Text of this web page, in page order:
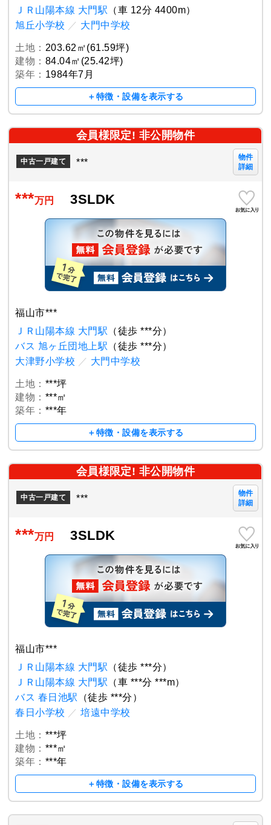
ＪＲ山陽本線 大門駅 （車 12分 4400m）
旭丘小学校 ／ 大門中学校
土地： 203.62㎡(61.59坪)
建物： 84.04㎡(25.42坪)
築年： 1984年7月
＋特徴・設備を表示する
会員様限定! 非公開物件
中古一戸建て ***
物件
詳細
***万円 3SLDK
福山市***
ＪＲ山陽本線 大門駅 （徒歩 ***分）
バス 旭ヶ丘団地上駅 （徒歩 ***分）
大津野小学校 ／ 大門中学校
土地： ***坪
建物： ***㎡
築年： ***年
＋特徴・設備を表示する
会員様限定! 非公開物件
中古一戸建て ***
物件
詳細
***万円 3SLDK
福山市***
ＪＲ山陽本線 大門駅 （徒歩 ***分）
ＪＲ山陽本線 大門駅 （車 ***分 ***m）
バス 春日池駅
（徒歩 ***分）
春日小学校 ／ 培遠中学校
土地： ***坪
建物： ***㎡
築年： ***年
＋特徴・設備を表示する